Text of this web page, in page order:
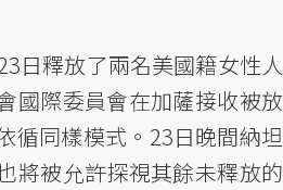
日釋放了兩名美國籍女性人
國際委員會在加薩接收被放
循同樣模式。23日晚間納坦
將被允許探視其餘未釋放的